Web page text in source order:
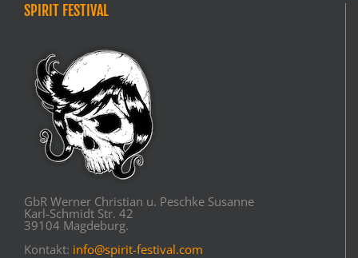
SPIRIT FESTIVAL
GbR Werner Christian u. Peschke Susanne
Karl-Schmidt Str. 42
39104 Magdeburg.
Kontakt: info@spirit-festival.com